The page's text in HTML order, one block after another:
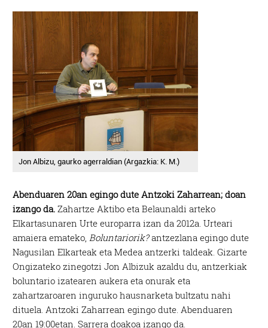
Jon Albizu, gaurko agerraldian (Argazkia: K. M.)
Abenduaren 20an egingo dute Antzoki Zaharrean; doan
izango da. Zahartze Aktibo eta Belaunaldi arteko
Elkartasunaren Urte europarra izan da 2012a. Urteari
amaiera emateko, Boluntariorik?antzezlana egingo dute
Nagusilan Elkarteak eta Medea antzerki taldeak. Gizarte
Ongizateko zinegotzi Jon Albizuk azaldu du, antzerkiak
boluntario izatearen aukera eta onurak eta
zahartzaroaren inguruko hausnarketa bultzatu nahi
dituela. Antzoki Zaharrean egingo dute. Abenduaren
20an 19:00etan. Sarrera doakoa izango da.